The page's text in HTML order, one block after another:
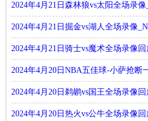
2024年4月21日森林狼vs太阳全场录像
2024年4月21日掘金vs湖人全场录像
2024年4月21日骑士vs魔术全场录像回
2024年4月20日NBA五佳球-小萨抢断
2024年4月20日鹈鹕vs国王全场录像
2024年4月20日热火vs公牛全场录像